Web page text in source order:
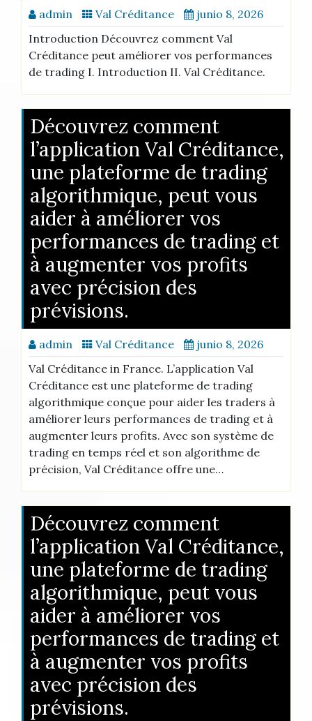
admin Val Créditance
junio 8, 2026
Introduction Découvrez comment Val
Créditance peut améliorer vos performances
de trading I. Introduction II. Val Créditance.
Découvrez comment
l’application Val Créditance,
une plateforme de trading
algorithmique, peut vous
aider à améliorer vos
performances de trading et
à augmenter vos profits
avec précision des
prévisions.
admin Val Créditance
junio 8, 2026
Val Créditance in France. L’application Val
Créditance est une plateforme de trading
algorithmique conçue pour aider les traders à
améliorer leurs performances de trading et à
augmenter leurs profits. Avec son système de
trading en temps réel et son algorithme de
précision, Val Créditance offre une…
Découvrez comment
l’application Val Créditance,
une plateforme de trading
algorithmique, peut vous
aider à améliorer vos
performances de trading et
à augmenter vos profits
avec précision des
prévisions.